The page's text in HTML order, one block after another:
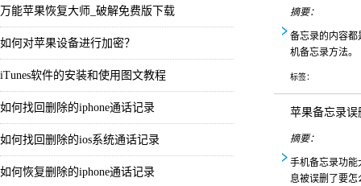
万能苹果恢复大师_破解免费版下载
如何对苹果设备进行加密？
iTunes软件的安装和使用图文教程
如何找回删除的iphone通话记录
如何找回删除的ios系统通话记录
如何恢复删除的iphone通话记录
摘要：
备忘录的内容都
机备忘录方法。
标签：
苹果备忘录误
摘要：
手机备忘录功能
息被误删了要怎